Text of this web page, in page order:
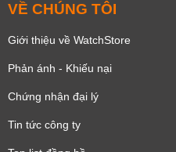
VỀ CHÚNG TÔI
Giới thiệu về WatchStore
Phản ánh - Khiếu nại
Chứng nhận đại lý
Tin tức công ty